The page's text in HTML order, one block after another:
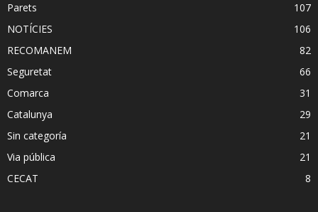
Parets
107
NOTÍCIES
106
RECOMANEM
82
Seguretat
66
Comarca
31
Catalunya
29
Sin categoría
21
Via pública
21
CECAT
8